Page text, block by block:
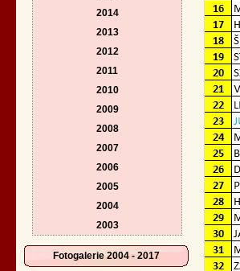
2014
2013
2012
2011
2010
2009
2008
2007
2006
2005
2004
2003
Fotogalerie 2004 - 2017